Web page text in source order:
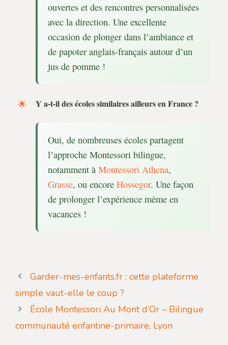
ouvertes et des rencontres personnalisées
avec la direction. Une excellente
occasion de plonger dans l’ambiance et
de papoter anglais-français autour d’un
jus de pomme !
Y a-t-il des écoles similaires ailleurs en France ?
Oui, de nombreuses écoles partagent
l’approche Montessori bilingue,
notamment à Montessori Athena,
Grasse, ou encore Hossegor. Une façon
de prolonger l’expérience même en
vacances !
Garder-mes-enfants.fr : cette plateforme
simple vaut-elle le coup ?
École Montessori Au Mont d’Or – Bilingue
communauté enfantine-primaire, Lyon